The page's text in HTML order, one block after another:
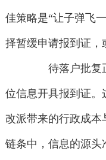
佳策略是“让子弹飞
择暂缓申请报到证，
待落户批复正
位信息开具报到证。
改派带来的行政成
链条中，信息的源头